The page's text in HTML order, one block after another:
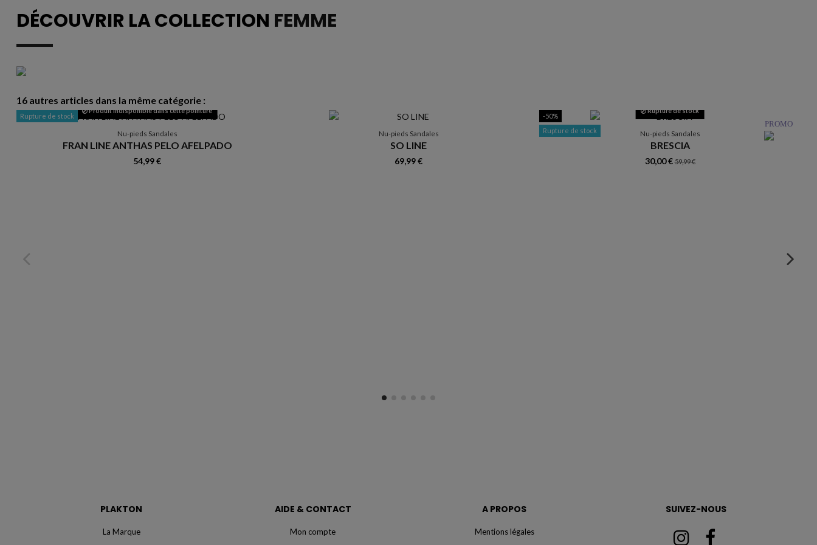
DÉCOUVRIR LA COLLECTION FEMME
16 autres articles dans la même catégorie :
Rupture de stock
Produit indisponible dans cette pointure
Nu-pieds Sandales
FRAN LINE ANTHAS PELO AFELPADO
54,99 €
Nu-pieds Sandales
SO LINE
69,99 €
PROMO
-50%
Rupture de stock
Rupture de stock
Nu-pieds Sandales
BRESCIA
30,00 €59,99 €
PLAKTON
La Marque
AIDE & CONTACT
Mon compte
A PROPOS
Mentions légales
SUIVEZ-NOUS